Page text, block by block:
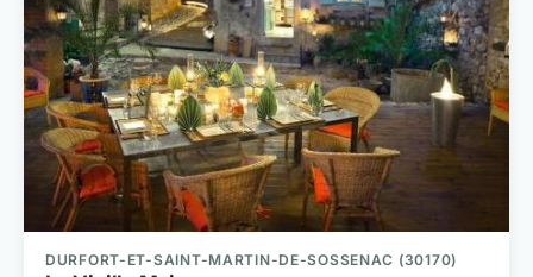
DURFORT-ET-SAINT-MARTIN-DE-SOSSENAC (30170)